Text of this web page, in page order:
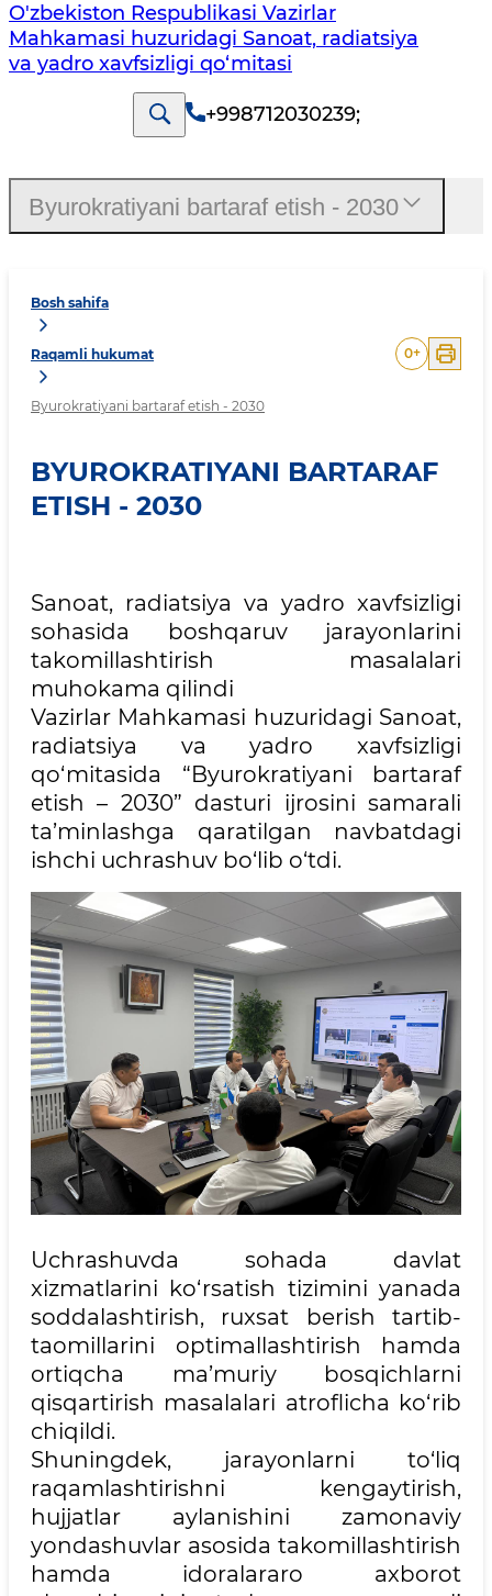
O'zbekiston Respublikasi Vazirlar
Mahkamasi huzuridagi Sanoat, radiatsiya
va yadro xavfsizligi qo‘mitasi
+998712030239;
Bosh sahifa
Raqamli hukumat
Byurokratiyani bartaraf etish - 2030
0+
BYUROKRATIYANI BARTARAF
ETISH - 2030
Sanoat, radiatsiya va yadro xavfsizligi
sohasida boshqaruv jarayonlarini
takomillashtirish masalalari
muhokama qilindi
Vazirlar Mahkamasi huzuridagi Sanoat,
radiatsiya va yadro xavfsizligi
qo‘mitasida “Byurokratiyani bartaraf
etish – 2030” dasturi ijrosini samarali
ta’minlashga qaratilgan navbatdagi
ishchi uchrashuv bo‘lib o‘tdi.
Uchrashuvda sohada davlat
xizmatlarini ko‘rsatish tizimini yanada
soddalashtirish, ruxsat berish tartib-
taomillarini optimallashtirish hamda
ortiqcha ma’muriy bosqichlarni
qisqartirish masalalari atroflicha ko‘rib
chiqildi.
Shuningdek, jarayonlarni to‘liq
raqamlashtirishni kengaytirish,
hujjatlar aylanishini zamonaviy
yondashuvlar asosida takomillashtirish
hamda idoralararo axborot
Byurokratiyani bartaraf etish - 2030